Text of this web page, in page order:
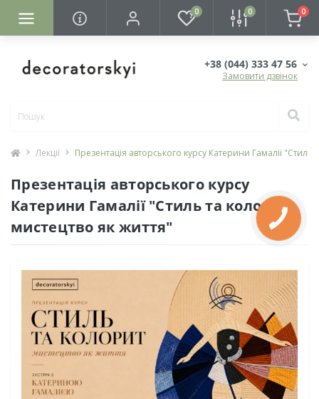
0 0 0
+38 (044) 333 47 56
Замовити дзвінок
Лекції Презентація авторського курсу Катерини Гамалії "Стиль
Презентація авторського курсу
Катерини Гамалії "Стиль та колорит:
мистецтво як життя"